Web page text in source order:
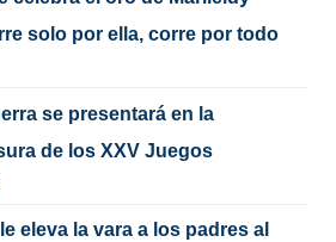
solo por ella, corre por todo
se presentará en la
de los XXV Juegos
eleva la vara a los padres al